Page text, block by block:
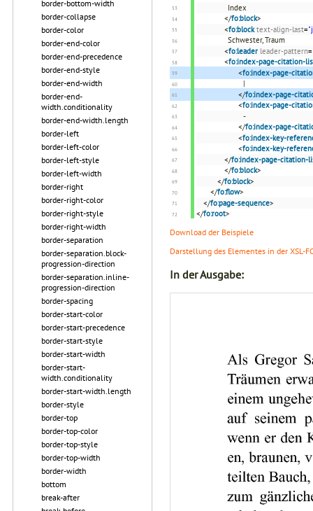
border-bottom-width
border-collapse
border-color
border-end-color
border-end-precedence
border-end-style
border-end-width
border-end-
width.conditionality
border-end-width.length
border-left
border-left-color
border-left-style
border-left-width
border-right
border-right-color
border-right-style
border-right-width
border-separation
border-separation.block-
progression-direction
border-separation.inline-
progression-direction
border-spacing
border-start-color
border-start-precedence
border-start-style
border-start-width
border-start-
width.conditionality
border-start-width.length
border-style
border-top
border-top-color
border-top-style
border-top-width
border-width
bottom
break-after
Index
</fo:block>
<fo:block text-align-last=
Schwester, Traum
<fo:leader leader-pattern=
<fo:index-page-citation-
<fo:index-page-
|
</fo:index-page-
<fo:index-page-
-
</fo:index-page-
<fo:index-key-
<fo:index-key-
</fo:index-page-citation-
</fo:block>
</fo:block>
</fo:flow>
</fo:page-sequence>
</fo:root>
Download der Beispiele
Darstellung des Elementes in der XSL-
In der Ausgabe: